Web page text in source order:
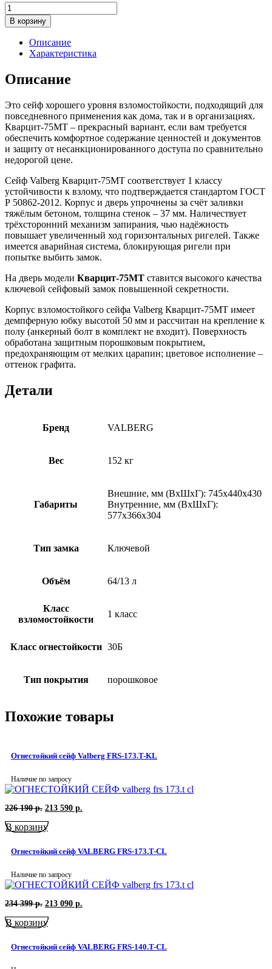
Количество
товара
Взломостойкий
сейф
VALBERG
КВАРЦИТ
75
МТ
В корзину
Описание
Характеристика
Описание
Это сейф хорошего уровня взломостойкости, подходящий для
повседневного применения как дома, так и в организациях.
Кварцит-75MТ – прекрасный вариант, если вам требуется
обеспечить комфортное содержание ценностей и документов
и защиту от несанкционированного доступа по сравнительно
недорогой цене.
Сейф Valberg Кварцит-75MТ соответствует 1 классу
устойчивости к взлому, что подтверждается стандартом ГОСТ
Р 50862-2012. Корпус и дверь упрочнены за счёт заливки
тяжёлым бетоном, толщина стенок – 37 мм. Наличествует
трёхсторонний механизм запирания, чью надёжность
повышает увеличенный ход горизонтальных ригелей. Также
имеется аварийная система, блокирующая ригели при
попытке выбить замок.
На дверь модели Кварцит-75MТ ставится высокого качества
ключевой сейфовый замок повышенной секретности.
Корпус взломостойкого сейфа Valberg Кварцит-75MТ имеет
демпферную юбку высотой 50 мм и рассчитан на крепление к
полу (анкерный болт в комплект не входит). Поверхность
обработана защитным порошковым покрытием,
предохраняющим от мелких царапин; цветовое исполнение –
оттенок графита.
Детали
Бренд VALBERG
Вес 152 кг
Габариты
Внешние, мм (ВхШхГ): 745x440x430
Внутренние, мм (ВхШхГ):
577x366x304
Тип замка Ключевой
Объём 64/13 л
Класс
взломостойкости
1 класс
Класс огнестойкости 30Б
Тип покрытия порошковое
Похожие товары
Огнестойкий сейф Valberg FRS-173.T-KL
Наличие по запросу
226 190р. Первоначальная
составляла
190
р..
213 590 р.
р..
В корзину
Огнестойкий сейф VALBERG FRS-173.T-CL
Наличие по запросу
234 399р. Первоначальная
составляла
399
р..
213 090 р.
р..
В корзину
Огнестойкий сейф VALBERG FRS-140.T-CL